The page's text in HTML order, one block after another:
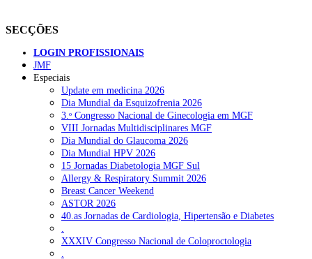
NOTÍCIAS RECENTES
Portugal está a formar os médicos de que precisa? 6 de Agosto,
Estudantes de Medicina representados na 79.ª World Health
Assembly 6 de Agosto, 2026
SCORA X-Change Portugal promove formação internacional
em saúde sexual e reprodutiva 6 de Agosto, 2026
ANEM reúne com coordenador do Pacto Estratégico para a
Saúde
SECÇÕES
LOGIN PROFISSIONAIS
JMF
Especiais
Update em medicina 2026
Dia Mundial da Esquizofrenia 2026
3.ᵒ Congresso Nacional de Ginecologia em MGF
VIII Jornadas Multidisciplinares MGF
Dia Mundial do Glaucoma 2026
Dia Mundial HPV 2026
15 Jornadas Diabetologia MGF Sul
Allergy & Respiratory Summit 2026
Breast Cancer Weekend
ASTOR 2026
40.as Jornadas de Cardiologia, Hipertensão e Diabetes
XXXIV Congresso Nacional de Coloproctologia